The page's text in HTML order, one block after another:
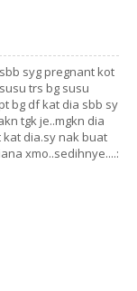
syg pregnant kot
trs bg susu
bg df kat dia sbb sy
tgk je..mgkn dia
kat dia.sy nak buat
xmo..sedihnye....: